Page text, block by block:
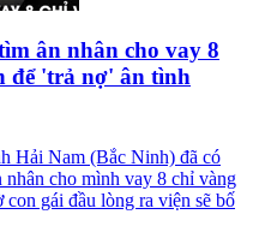
ân nhân cho vay 8
để 'trả nợ' ân tình
Hải Nam (Bắc Ninh) đã có
nhân cho mình vay 8 chỉ vàng
gái đầu lòng ra viện sẽ bố